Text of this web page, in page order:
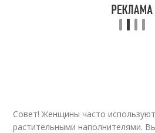
Совет! Женщины часто
растительными наполнителями.